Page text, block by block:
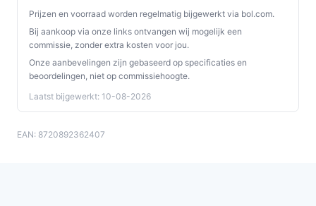
Prijzen en voorraad worden regelmatig bijgewerkt via bol.com.
Bij aankoop via onze links ontvangen wij mogelijk een
commissie, zonder extra kosten voor jou.
Onze aanbevelingen zijn gebaseerd op specificaties en
beoordelingen, niet op commissiehoogte.
Laatst bijgewerkt: 10-08-2026
EAN: 8720892362407